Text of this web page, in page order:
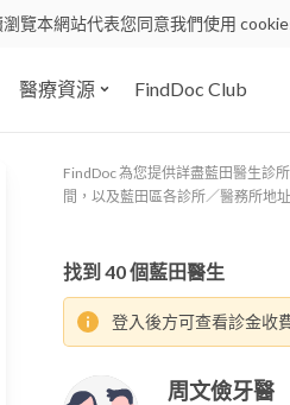
覽本網站代表您同意我們使用
醫療資源 FindDoc Club
FindDoc 為您提供詳盡藍田醫生診
間，以及藍田區各診所／醫務所地
找到 40個藍田醫生
登入後方可查看診金收
周文儉牙醫